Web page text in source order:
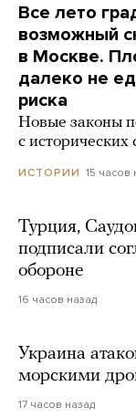
Все лето
возможный
в Москве.
далеко не
риска
Новые законы
с
ИСТОРИИ 15 часов
Турция,
подписали
обороне
16 часов назад
Украина
морскими
17 часов назад